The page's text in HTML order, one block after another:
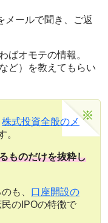
メールで聞き、ご返
ばオモテの情報。
ど）を教えてもらい
株式投資全般のメ
。
ものだけを抜粋し
も、 口座開設の
のIPOの特徴で